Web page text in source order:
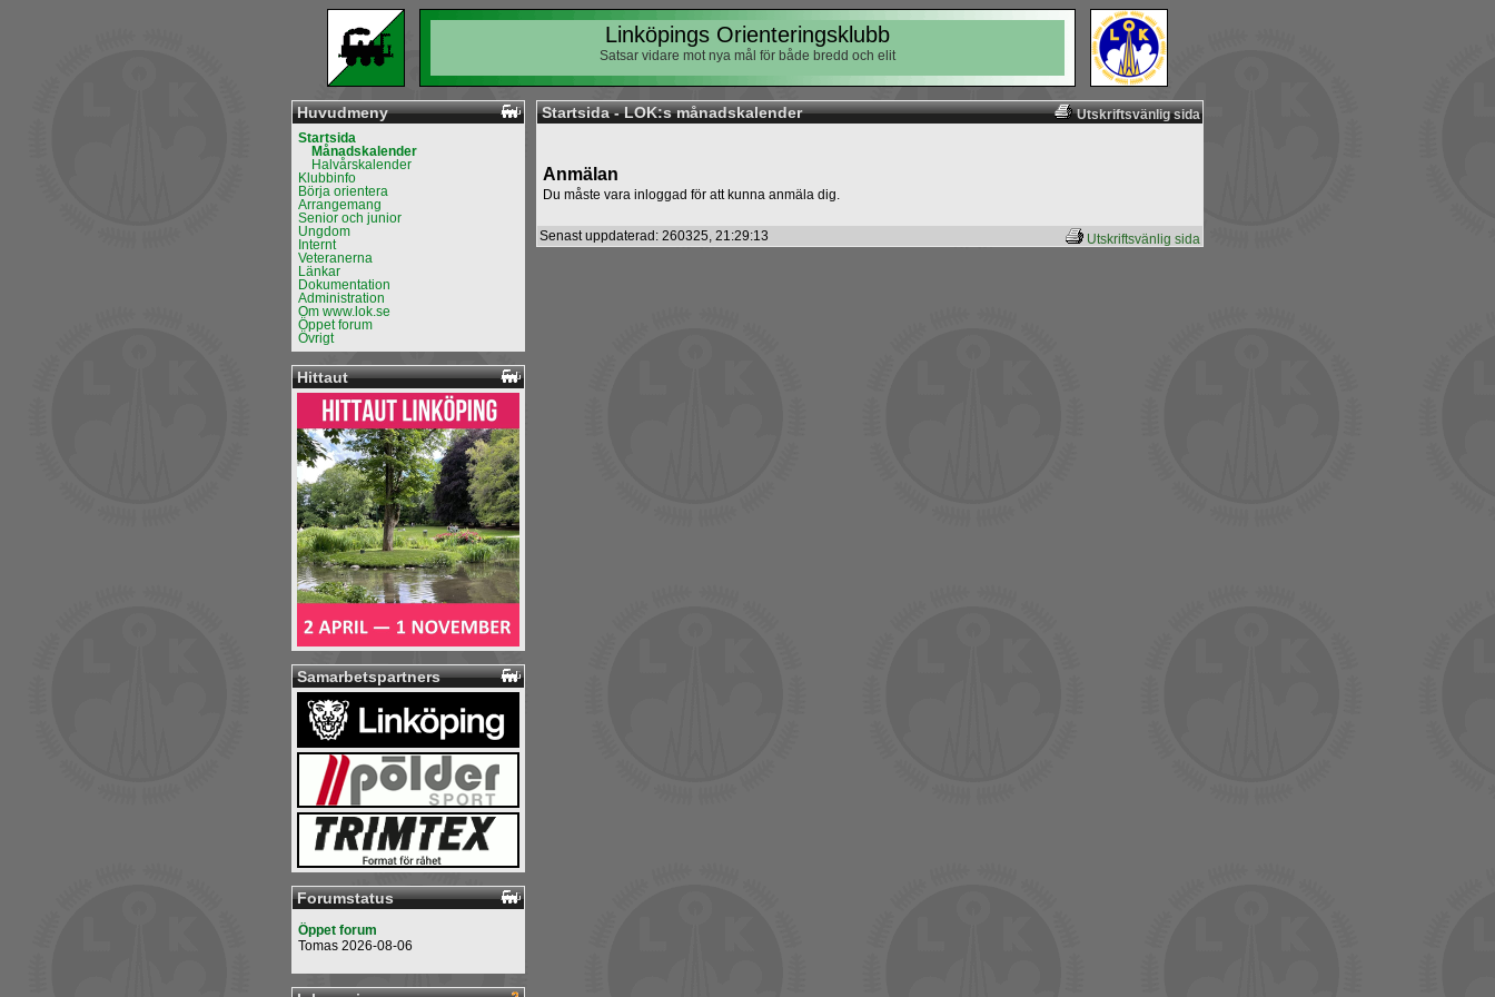
Linköpings Orienteringsklubb
Satsar vidare mot nya mål för både bredd och elit
Huvudmeny
Startsida
Månadskalender
Halvårskalender
Klubbinfo
Börja orientera
Arrangemang
Senior och junior
Ungdom
Internt
Veteranerna
Länkar
Dokumentation
Administration
Om www.lok.se
Öppet forum
Övrigt
Hittaut
Samarbetspartners
Forumstatus
Öppet forum
Tomas 2026-08-06
Utskriftsvänlig sida
Startsida - LOK:s månadskalender
Anmälan
Du måste vara inloggad för att kunna anmäla dig.
Utskriftsvänlig sida
Senast uppdaterad: 260325, 21:29:13